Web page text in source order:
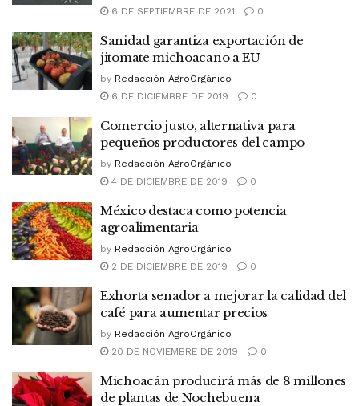
6 DE SEPTIEMBRE DE 2021
0
Sanidad garantiza exportación de
jitomate michoacano a EU
by Redacción AgroOrgánico
6 DE DICIEMBRE DE 2019
0
Comercio justo, alternativa para
pequeños productores del campo
by Redacción AgroOrgánico
4 DE DICIEMBRE DE 2019
0
México destaca como potencia
agroalimentaria
by Redacción AgroOrgánico
2 DE DICIEMBRE DE 2019
0
Exhorta senador a mejorar la calidad del
café para aumentar precios
by Redacción AgroOrgánico
20 DE NOVIEMBRE DE 2019
0
Michoacán producirá más de 8 millones
de plantas de Nochebuena